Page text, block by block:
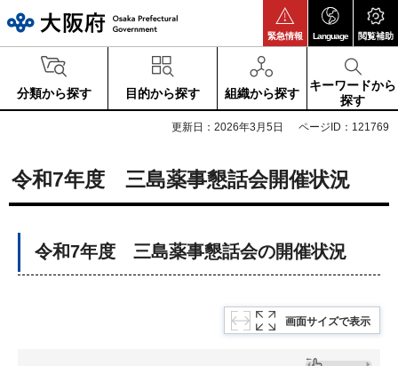
緊急情報 Language 閲覧補助
分類から探す 目的から探す 組織から探す
キーワードから
探す
更新日：2026年3月5日 ページID：121769
令和7年度 三島薬事懇話会開催状況
令和7年度 三島薬事懇話会の開催状況
画面サイズで表示